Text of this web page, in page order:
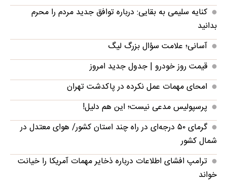
کنایه سلیمی به بقایی: درباره توافق جدید مردم را محرم
بدانید
آسانی؛ علامت سؤال بزرگ لیگ
قیمت روز خودرو | جدول جدید امروز
امحای مهمات عمل نکرده در پاکدشت تهران
پرسپولیس مدعی نیست؛ این هم دلیل!
گرمای ۵۰ درجه‌ای در راه چند استان کشور/ هوای معتدل در
شمال کشور
ترامپ افشای اطلاعات درباره ذخایر مهمات آمریکا را خیانت
خواند